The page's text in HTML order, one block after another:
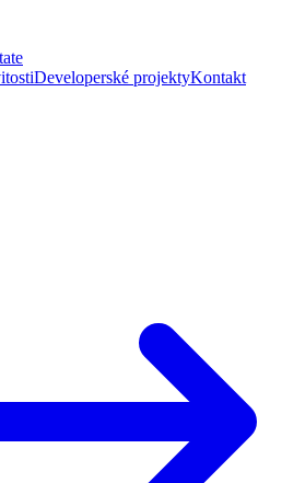
Developerské projektyKontakt